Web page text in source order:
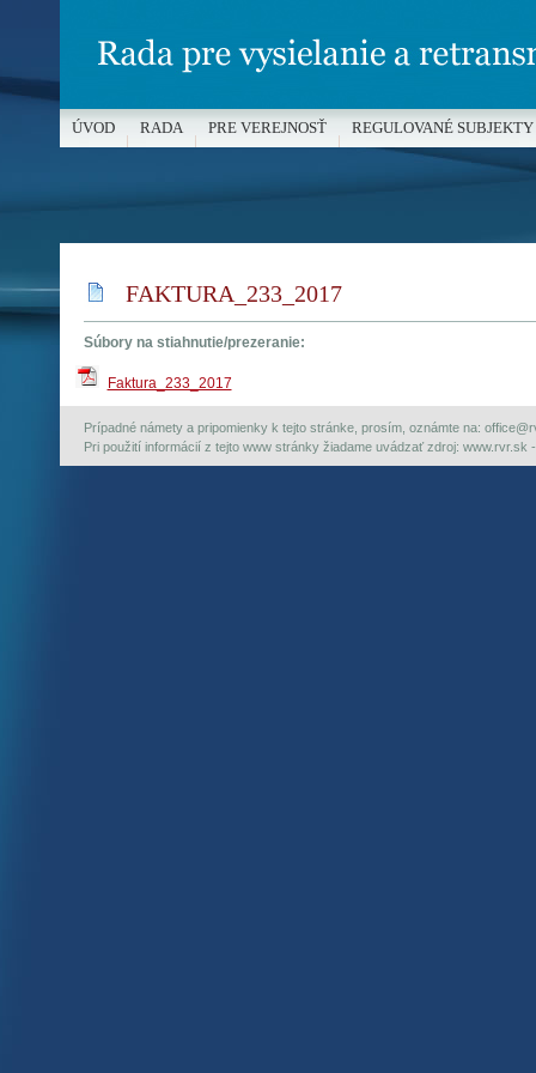
FAKTURA_233_2017
Súbory na stiahnutie/prezeranie:
Faktura_233_2017
Prípadné námety a pripomienky k tejto stránke, prosím, oznámte na:
Pri použití informácií z tejto www stránky žiadame uvádzať zdroj: www.rvr.sk
ÚVOD RADA PRE VEREJNOSŤ REGULOVANÉ SUBJEKTY